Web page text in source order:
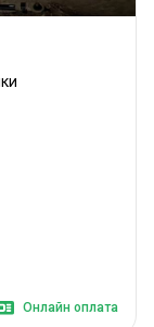
Онлайн оплата